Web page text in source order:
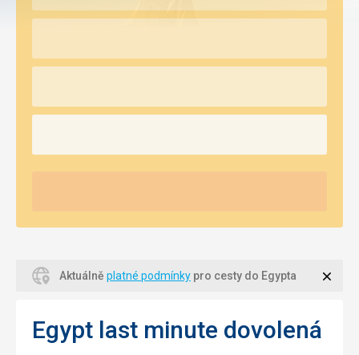
Aktuálně platné podmínky pro cesty do Egypta
Egypt last minute dovolená